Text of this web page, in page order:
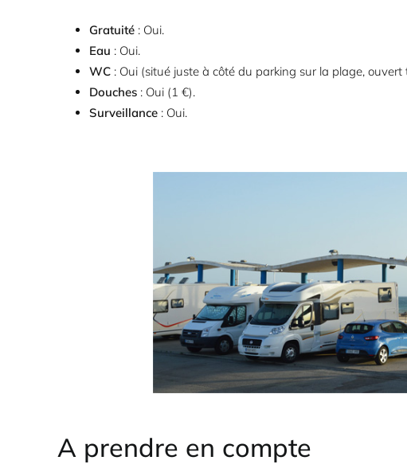
Gratuité : Oui.
Eau : Oui.
WC : Oui (situé juste à côté du parking sur la plage,
Douches : Oui (1 €).
Surveillance : Oui.
A prendre en compte